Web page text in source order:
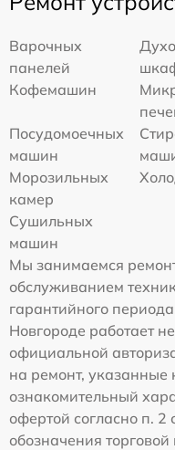
Варочных
панелей
Кофемашин
Посудомоечных
машин
Морозильных
камер
Сушильных
машин
Мы занимаемся
обслуживанием
гарантийного
Новгороде работает
официальной
на ремонт, указанные
ознакомительный
офертой согласно п.
обозначения